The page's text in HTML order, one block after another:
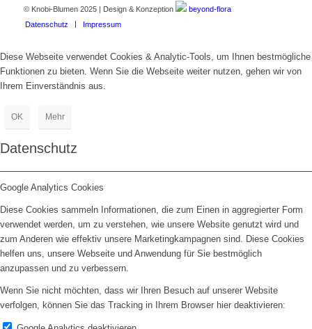
© Knobi-Blumen 2025 | Design & Konzeption
beyond-flora
Datenschutz
Impressum
Diese Webseite verwendet Cookies & Analytic-Tools, um Ihnen bestmögliche
Funktionen zu bieten. Wenn Sie die Webseite weiter nutzen, gehen wir von
Ihrem Einverständnis aus.
OK Mehr
Datenschutz
Google Analytics Cookies
Diese Cookies sammeln Informationen, die zum Einen in aggregierter Form
verwendet werden, um zu verstehen, wie unsere Website genutzt wird und
zum Anderen wie effektiv unsere Marketingkampagnen sind. Diese Cookies
helfen uns, unsere Webseite und Anwendung für Sie bestmöglich
anzupassen und zu verbessern.
Wenn Sie nicht möchten, dass wir Ihren Besuch auf unserer Website
verfolgen, können Sie das Tracking in Ihrem Browser hier deaktivieren: